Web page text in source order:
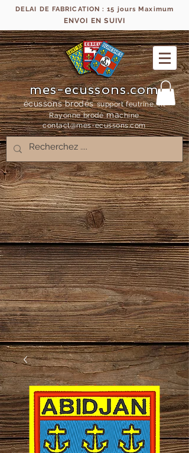
DELAI DE FABRICATION : 15 jours Maximum
ENVOI EN SUIVI
mes-ecussons.com
écussons brodés support feutrine, fil
Rayonne brodémachine
contact@mes-ecussons.com